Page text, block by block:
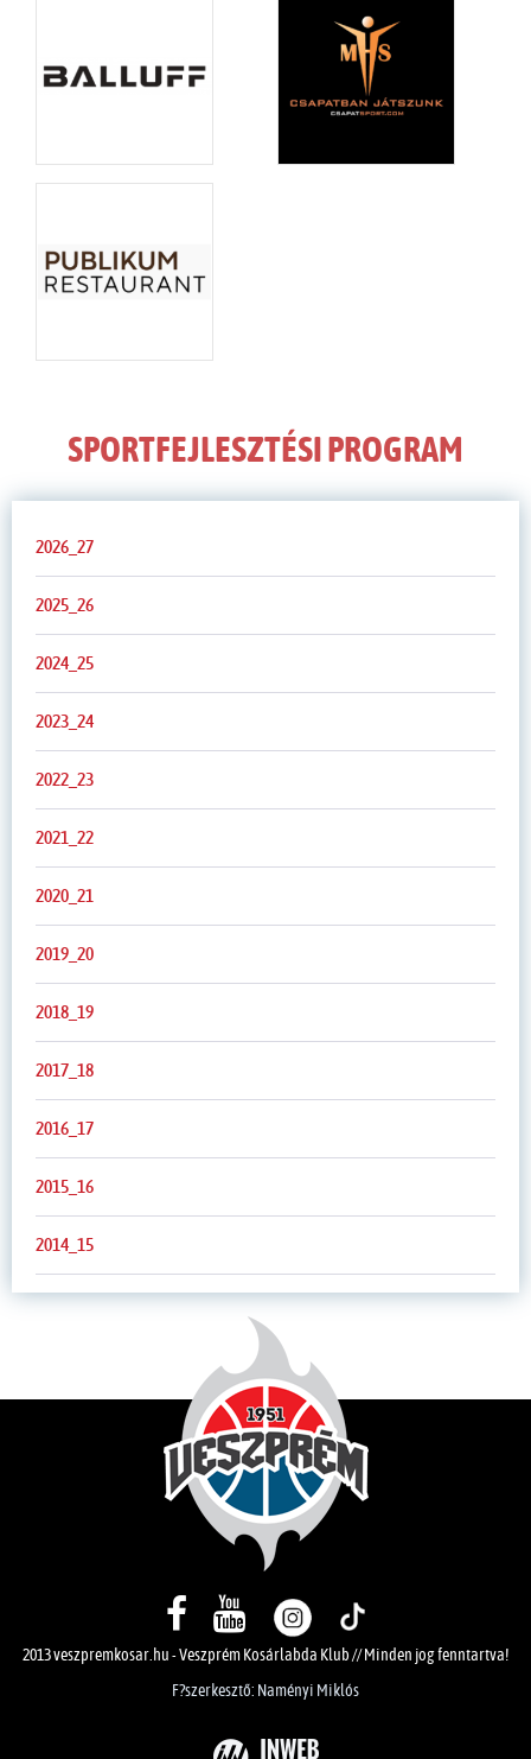
SPORTFEJLESZTÉSI PROGRAM
2026_27
2025_26
2024_25
2023_24
2022_23
2021_22
2020_21
2019_20
2018_19
2017_18
2016_17
2015_16
2014_15
2013 veszpremkosar.hu - Veszprém Kosárlabda Klub // Minden jog fenntartva!
F?szerkesztő: Naményi Miklós